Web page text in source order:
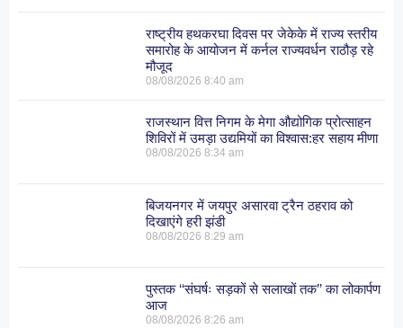
राष्ट्रीय हथकरघा दिवस पर जेकेके में राज्य स्तरीय
समारोह के आयोजन में कर्नल राज्यवर्धन राठौड़ रहे
मौजूद
08/08/20268:40 am
राजस्थान वित्त निगम के मेगा औद्योगिक प्रोत्साहन
शिविरों में उमड़ा उद्यमियों का विश्वास:हर सहाय मीणा
08/08/20268:34 am
बिजयनगर में जयपुर असारवा ट्रैन ठहराव को
दिखाएंगे हरी झंडी
08/08/20268:29 am
पुस्तक ‘‘संघर्षः सड़कों से सलाखों तक’’ का लोकार्पण
आज
08/08/20268:26 am